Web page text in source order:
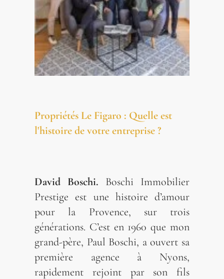
Propriétés Le Figaro : Quelle est
l'histoire de votre entreprise ?
David Boschi. Boschi Immobilier
Prestige est une histoire d’amour
pour la Provence, sur trois
générations. C’est en 1960 que mon
grand-père, Paul Boschi, a ouvert sa
première agence à Nyons,
rapidement rejoint par son fils